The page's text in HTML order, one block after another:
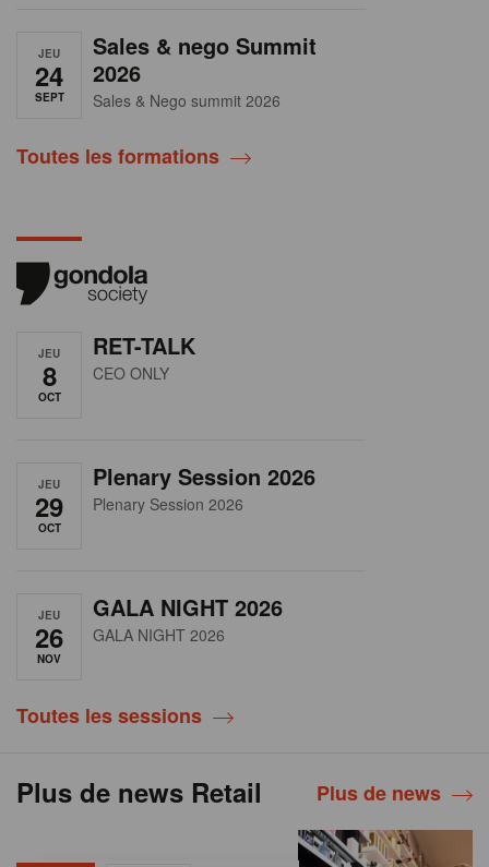
JEU
24
SEPT
Sales & nego Summit
2026
Sales & Nego summit 2026
Toutes les formations
JEU
8
OCT
RET-TALK
CEO ONLY
JEU
29
OCT
Plenary Session 2026
Plenary Session 2026
JEU
26
NOV
GALA NIGHT 2026
GALA NIGHT 2026
Toutes les sessions
Plus de news Retail Plus de news